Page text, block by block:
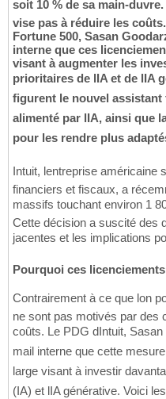
soit 10 % de sa main-
vise pas à réduire les
Fortune 500, Sasan
interne que ces
visant à augmenter les
prioritaires de lIA et de
figurent le nouvel assistant
alimenté par lIA, ainsi que
pour les rendre plus
Intuit, lentreprise
financiers et fiscaux, a
massifs touchant environ 1
Cette décision a suscité des
jacentes et les implications
Pourquoi ces
Contrairement à ce que lon
ne sont pas motivés par des
coûts. Le PDG dIntuit,
mail interne que cette
large visant à investir
(IA) et lIA générative. Voici